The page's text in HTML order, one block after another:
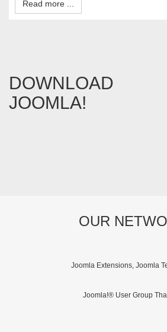
Read more ...
DOWNLOAD
JOOMLA!
OUR
Joomla Extensions, Joomla
Joomla!® User Group